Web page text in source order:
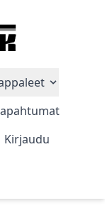
Kirjaudu